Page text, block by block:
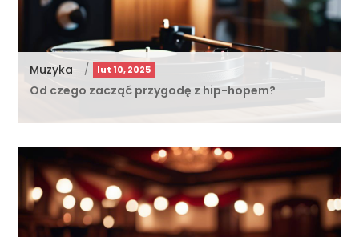
Muzyka / lut 10, 2025
Od czego zacząć przygodę z hip-hopem?